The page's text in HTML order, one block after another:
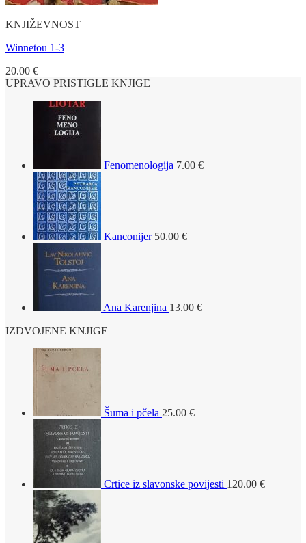
KNJIŽEVNOST
Winnetou 1-3
20.00 €
UPRAVO PRISTIGLE KNJIGE
Fenomenologija 7.00 €
Kanconijer 50.00 €
Ana Karenjina 13.00 €
IZDVOJENE KNJIGE
Šuma i pčela 25.00 €
Crtice iz slavonske povijesti 120.00 €